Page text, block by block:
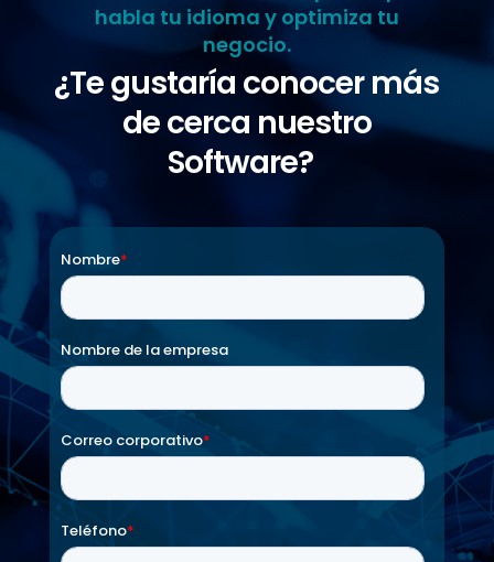
habla tu idioma y optimiza tu
negocio.
¿Te gustaría conocer más
de cerca nuestro
Software?